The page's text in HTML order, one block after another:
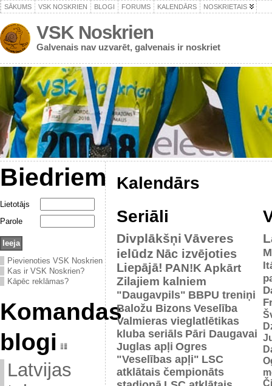
SĀKUMS VSK NOSKRIEN BLOGI FORUMS KALENDĀRS NOSKRIETAIS
VSK Noskrien
Galvenais nav uzvarēt, galvenais ir noskriet
Biedriem
Lietotājs
Parole
Pievienoties VSK Noskrien
Kas ir VSK Noskrien?
Kāpēc reklāmas?
Komandas
blogi
Latvijas
Kalendārs
Seriāli
Divplākšņi Vāveres
ielūdz Nāc izvējoties
Liepājā! PAN!K Apkārt
Zilajiem kalniem
"Daugavpils" BBPU treniņi
Baložu BizonsVeselība
Valmieras vieglatlētikas
kluba seriāls Pāri Daugavai
Juglas apļi Ogres
"Veselības apļi" LSC
atklātais čempionāts